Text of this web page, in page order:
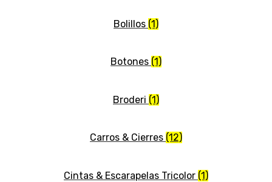
Bolillos (1)
Botones (1)
Broderi (1)
Carros & Cierres (12)
Cintas & Escarapelas Tricolor (1)